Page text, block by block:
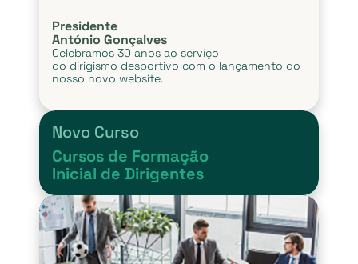
Presidente
António Gonçalves
Celebramos 30 anos ao serviço
do dirigismo desportivo com o lançamento do
nosso novo website.
Novo Curso
Cursos de Formação
Inicial de Dirigentes